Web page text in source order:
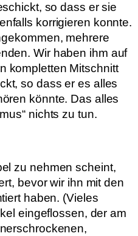
so dass er sie
korrigieren konnte.
mehrere
Wir haben ihm auf
kompletten Mitschnitt
so dass er es alles
könnte. Das alles
nichts zu tun.
zu nehmen scheint,
bevor wir ihn mit den
haben. (Vieles
eingeflossen, der am